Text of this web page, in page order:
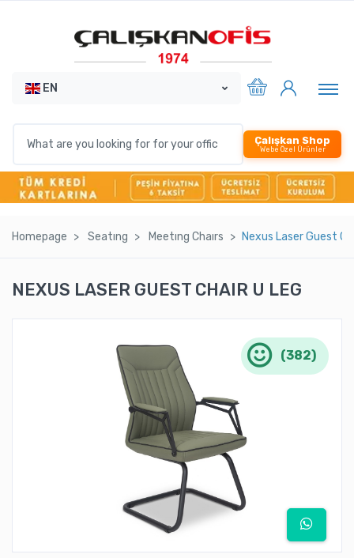
EN
Çalışkan Shop
Webe Özel Ürünler
Homepage Seatıng Meetıng Chaırs Nexus Laser Guest
NEXUS LASER GUEST CHAIR U LEG
(382)